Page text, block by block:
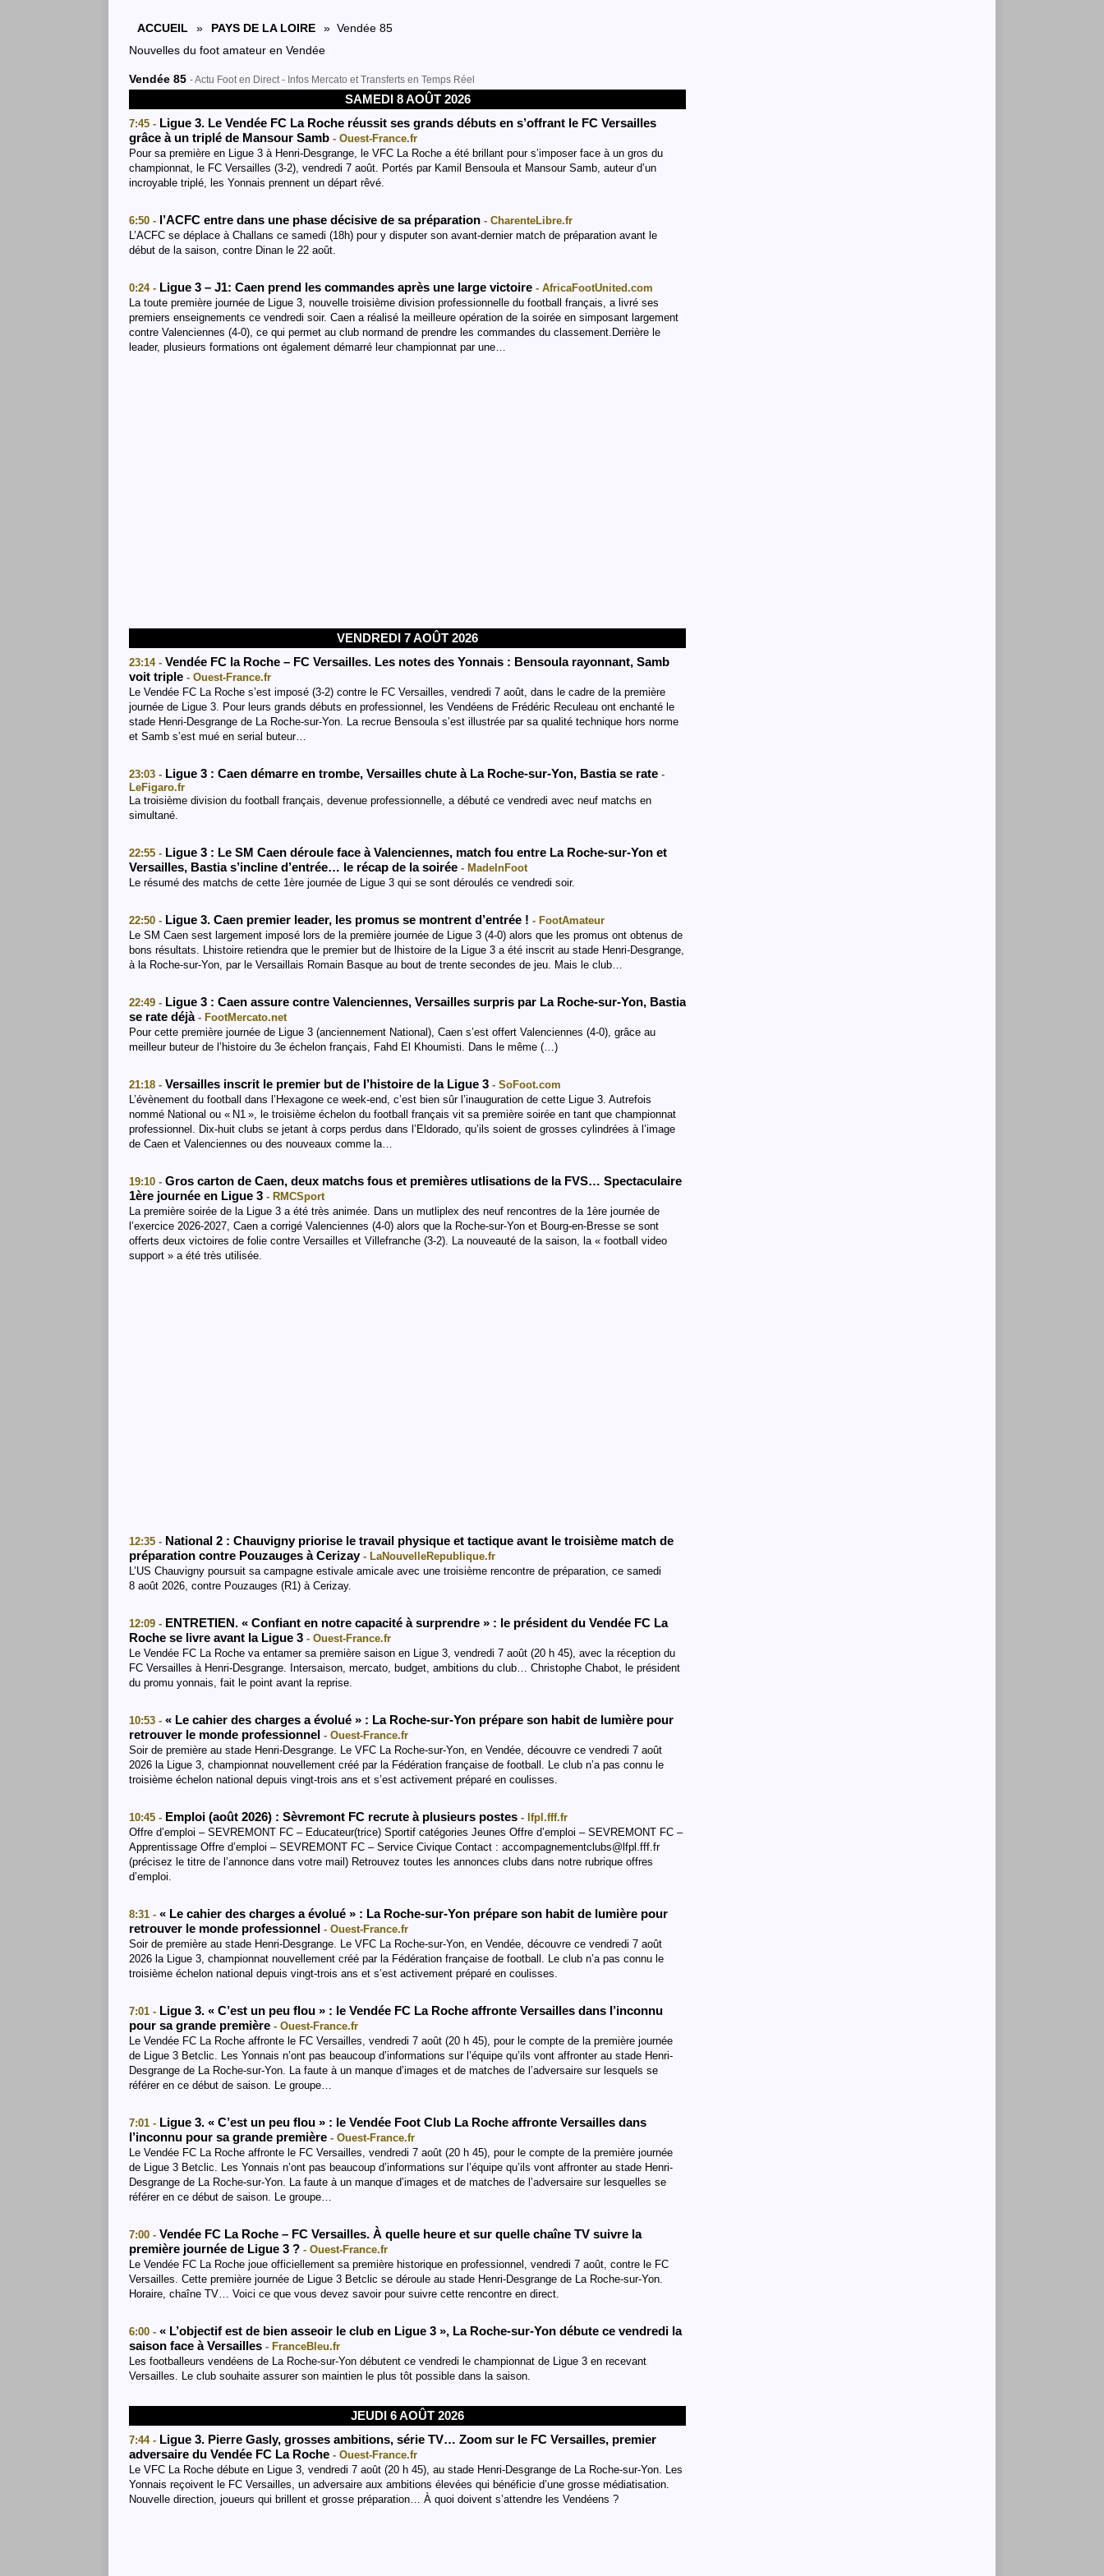
ACCUEIL » PAYS DE LA LOIRE
» Vendée 85
Nouvelles du foot amateur en Vendée
Vendée 85 - Actu Foot en Direct - Infos Mercato et Transferts en Temps Réel
SAMEDI 8 AOÛT 2026
7:45 - Ligue 3. Le Vendée FC La Roche réussit ses grands débuts en s’offrant le FC Versailles
grâce à un triplé de Mansour Samb - Ouest-France.fr
Pour sa première en Ligue 3 à Henri-Desgrange, le VFC La Roche a été brillant pour s’imposer face à un gros du
championnat, le FC Versailles (3-2), vendredi 7 août. Portés par Kamil Bensoula et Mansour Samb, auteur d’un
incroyable triplé, les Yonnais prennent un départ rêvé.
6:50 - l’ACFC entre dans une phase décisive de sa préparation - CharenteLibre.fr
L’ACFC se déplace à Challans ce samedi (18h) pour y disputer son avant-dernier match de préparation avant le
début de la saison, contre Dinan le 22 août.
0:24 - Ligue 3 – J1: Caen prend les commandes après une large victoire - AfricaFootUnited.com
La toute première journée de Ligue 3, nouvelle troisième division professionnelle du football français, a livré ses
premiers enseignements ce vendredi soir. Caen a réalisé la meilleure opération de la soirée en simposant largement
contre Valenciennes (4-0), ce qui permet au club normand de prendre les commandes du classement.Derrière le
leader, plusieurs formations ont également démarré leur championnat par une…
VENDREDI 7 AOÛT 2026
23:14 - Vendée FC la Roche – FC Versailles. Les notes des Yonnais : Bensoula rayonnant, Samb
voit triple - Ouest-France.fr
Le Vendée FC La Roche s’est imposé (3-2) contre le FC Versailles, vendredi 7 août, dans le cadre de la première
journée de Ligue 3. Pour leurs grands débuts en professionnel, les Vendéens de Frédéric Reculeau ont enchanté le
stade Henri-Desgrange de La Roche-sur-Yon. La recrue Bensoula s’est illustrée par sa qualité technique hors norme
et Samb s’est mué en serial buteur…
23:03 - Ligue 3 : Caen démarre en trombe, Versailles chute à La Roche-sur-Yon, Bastia se rate -
LeFigaro.fr
La troisième division du football français, devenue professionnelle, a débuté ce vendredi avec neuf matchs en
simultané.
22:55 - Ligue 3 : Le SM Caen déroule face à Valenciennes, match fou entre La Roche-sur-Yon et
Versailles, Bastia s’incline d’entrée… le récap de la soirée - MadeInFoot
Le résumé des matchs de cette 1ère journée de Ligue 3 qui se sont déroulés ce vendredi soir.
22:50 - Ligue 3. Caen premier leader, les promus se montrent d’entrée ! - FootAmateur
Le SM Caen sest largement imposé lors de la première journée de Ligue 3 (4-0) alors que les promus ont obtenus de
bons résultats. Lhistoire retiendra que le premier but de lhistoire de la Ligue 3 a été inscrit au stade Henri-Desgrange,
à la Roche-sur-Yon, par le Versaillais Romain Basque au bout de trente secondes de jeu. Mais le club…
22:49 - Ligue 3 : Caen assure contre Valenciennes, Versailles surpris par La Roche-sur-Yon, Bastia
se rate déjà - FootMercato.net
Pour cette première journée de Ligue 3 (anciennement National), Caen s’est offert Valenciennes (4-0), grâce au
meilleur buteur de l’histoire du 3e échelon français, Fahd El Khoumisti. Dans le même (…)
21:18 - Versailles inscrit le premier but de l’histoire de la Ligue 3 - SoFoot.com
L’évènement du football dans l’Hexagone ce week-end, c’est bien sûr l’inauguration de cette Ligue 3. Autrefois
nommé National ou « N1 », le troisième échelon du football français vit sa première soirée en tant que championnat
professionnel. Dix-huit clubs se jetant à corps perdus dans l’Eldorado, qu’ils soient de grosses cylindrées à l’image
de Caen et Valenciennes ou des nouveaux comme la…
19:10 - Gros carton de Caen, deux matchs fous et premières utlisations de la FVS… Spectaculaire
1ère journée en Ligue 3 - RMCSport
La première soirée de la Ligue 3 a été très animée. Dans un mutliplex des neuf rencontres de la 1ère journée de
l’exercice 2026-2027, Caen a corrigé Valenciennes (4-0) alors que la Roche-sur-Yon et Bourg-en-Bresse se sont
offerts deux victoires de folie contre Versailles et Villefranche (3-2). La nouveauté de la saison, la « football video
support » a été très utilisée.
12:35 - National 2 : Chauvigny priorise le travail physique et tactique avant le troisième match de
préparation contre Pouzauges à Cerizay - LaNouvelleRepublique.fr
L’US Chauvigny poursuit sa campagne estivale amicale avec une troisième rencontre de préparation, ce samedi
8 août 2026, contre Pouzauges (R1) à Cerizay.
12:09 - ENTRETIEN. « Confiant en notre capacité à surprendre » : le président du Vendée FC La
Roche se livre avant la Ligue 3 - Ouest-France.fr
Le Vendée FC La Roche va entamer sa première saison en Ligue 3, vendredi 7 août (20 h 45), avec la réception du
FC Versailles à Henri-Desgrange. Intersaison, mercato, budget, ambitions du club… Christophe Chabot, le président
du promu yonnais, fait le point avant la reprise.
10:53 - « Le cahier des charges a évolué » : La Roche-sur-Yon prépare son habit de lumière pour
retrouver le monde professionnel - Ouest-France.fr
Soir de première au stade Henri-Desgrange. Le VFC La Roche-sur-Yon, en Vendée, découvre ce vendredi 7 août
2026 la Ligue 3, championnat nouvellement créé par la Fédération française de football. Le club n’a pas connu le
troisième échelon national depuis vingt-trois ans et s’est activement préparé en coulisses.
10:45 - Emploi (août 2026) : Sèvremont FC recrute à plusieurs postes - lfpl.fff.fr
Offre d’emploi – SEVREMONT FC – Educateur(trice) Sportif catégories Jeunes Offre d’emploi – SEVREMONT FC –
Apprentissage Offre d’emploi – SEVREMONT FC – Service Civique Contact : accompagnementclubs@lfpl.fff.fr
(précisez le titre de l’annonce dans votre mail) Retrouvez toutes les annonces clubs dans notre rubrique offres
d’emploi.
8:31 - « Le cahier des charges a évolué » : La Roche-sur-Yon prépare son habit de lumière pour
retrouver le monde professionnel - Ouest-France.fr
Soir de première au stade Henri-Desgrange. Le VFC La Roche-sur-Yon, en Vendée, découvre ce vendredi 7 août
2026 la Ligue 3, championnat nouvellement créé par la Fédération française de football. Le club n’a pas connu le
troisième échelon national depuis vingt-trois ans et s’est activement préparé en coulisses.
7:01 - Ligue 3. « C’est un peu flou » : le Vendée FC La Roche affronte Versailles dans l’inconnu
pour sa grande première - Ouest-France.fr
Le Vendée FC La Roche affronte le FC Versailles, vendredi 7 août (20 h 45), pour le compte de la première journée
de Ligue 3 Betclic. Les Yonnais n’ont pas beaucoup d’informations sur l’équipe qu’ils vont affronter au stade Henri-
Desgrange de La Roche-sur-Yon. La faute à un manque d’images et de matches de l’adversaire sur lesquels se
référer en ce début de saison. Le groupe…
7:01 - Ligue 3. « C’est un peu flou » : le Vendée Foot Club La Roche affronte Versailles dans
l’inconnu pour sa grande première - Ouest-France.fr
Le Vendée FC La Roche affronte le FC Versailles, vendredi 7 août (20 h 45), pour le compte de la première journée
de Ligue 3 Betclic. Les Yonnais n’ont pas beaucoup d’informations sur l’équipe qu’ils vont affronter au stade Henri-
Desgrange de La Roche-sur-Yon. La faute à un manque d’images et de matches de l’adversaire sur lesquelles se
référer en ce début de saison. Le groupe…
7:00 - Vendée FC La Roche – FC Versailles. À quelle heure et sur quelle chaîne TV suivre la
première journée de Ligue 3 ? - Ouest-France.fr
Le Vendée FC La Roche joue officiellement sa première historique en professionnel, vendredi 7 août, contre le FC
Versailles. Cette première journée de Ligue 3 Betclic se déroule au stade Henri-Desgrange de La Roche-sur-Yon.
Horaire, chaîne TV… Voici ce que vous devez savoir pour suivre cette rencontre en direct.
6:00 - « L’objectif est de bien asseoir le club en Ligue 3 », La Roche-sur-Yon débute ce vendredi la
saison face à Versailles - FranceBleu.fr
Les footballeurs vendéens de La Roche-sur-Yon débutent ce vendredi le championnat de Ligue 3 en recevant
Versailles. Le club souhaite assurer son maintien le plus tôt possible dans la saison.
JEUDI 6 AOÛT 2026
7:44 - Ligue 3. Pierre Gasly, grosses ambitions, série TV… Zoom sur le FC Versailles, premier
adversaire du Vendée FC La Roche - Ouest-France.fr
Le VFC La Roche débute en Ligue 3, vendredi 7 août (20 h 45), au stade Henri-Desgrange de La Roche-sur-Yon. Les
Yonnais reçoivent le FC Versailles, un adversaire aux ambitions élevées qui bénéficie d’une grosse médiatisation.
Nouvelle direction, joueurs qui brillent et grosse préparation… À quoi doivent s’attendre les Vendéens ?